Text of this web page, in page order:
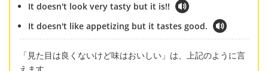
It doesn't look very tasty but it is!!
It doesn't like appetizing but it tastes good.
「見た目は良くないけど味はおいしい」は、上記のように言